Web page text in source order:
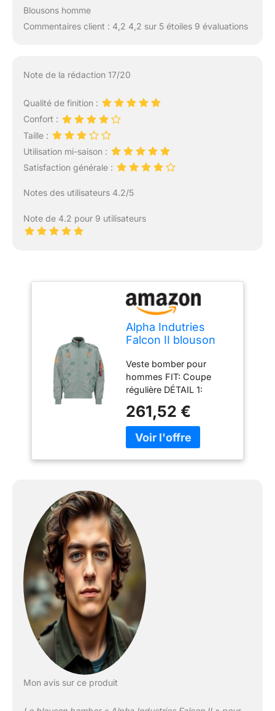
Blousons homme
Commentaires client : 4,2 4,2 sur 5 étoiles 9 évaluations
Note de la rédaction 17/20
Qualité de finition :
Confort :
Taille :
Utilisation mi-saison :
Satisfaction générale :
Notes des utilisateurs 4.2/5
Note de 4.2 pour 9 utilisateurs
Alpha Indutries
Falcon II blouson
homme Dusty
Green
Veste bomber pour
hommes FIT: Coupe
régulière DÉTAIL 1:
contrastée DÉTAIL 2:
Poches spacieuses
261,52 €
Mon avis sur ce produit